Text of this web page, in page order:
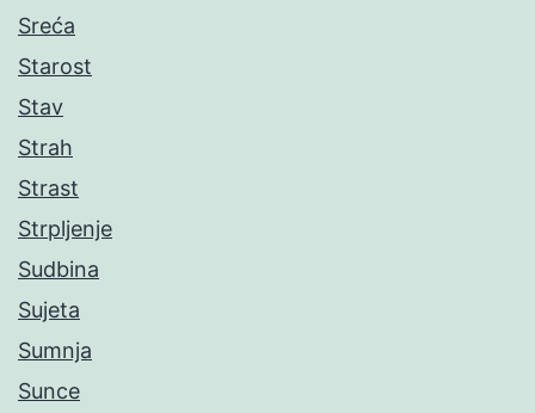
Sreća
Starost
Stav
Strah
Strast
Strpljenje
Sudbina
Sujeta
Sumnja
Sunce